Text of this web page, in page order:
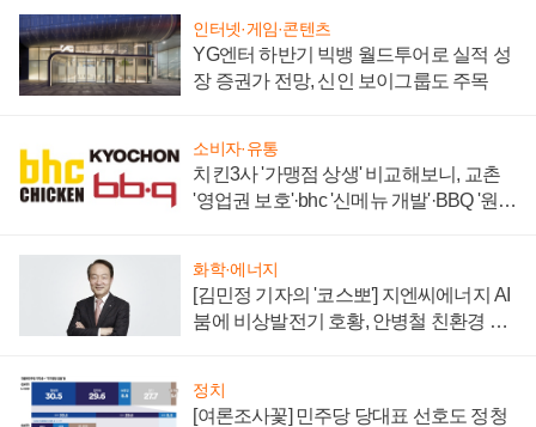
인터넷·게임·콘텐츠
YG엔터 하반기 빅뱅 월드투어로 실적 성
장 증권가 전망, 신인 보이그룹도 주목
소비자·유통
치킨3사 '가맹점 상생' 비교해보니, 교촌
'영업권 보호'·bhc '신메뉴 개발'·BBQ '원가
화학·에너지
[김민정 기자의 '코스뽀'] 지엔씨에너지 AI
붐에 비상발전기 호황, 안병철 친환경 에
정치
[여론조사꽃] 민주당 당대표 선호도 정청